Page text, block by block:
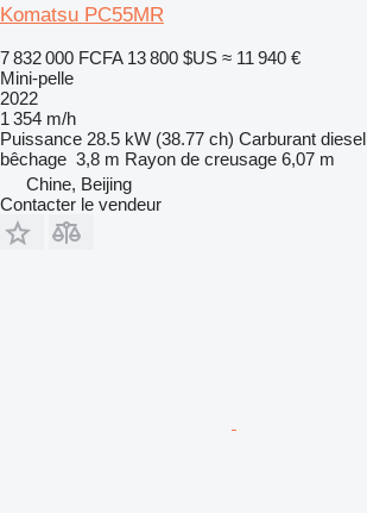
Komatsu PC55MR
7 832 000 FCFA 13 800 $US ≈ 11 940 €
Mini-pelle
2022
1 354 m/h
Puissance 28.5 kW (38.77 ch) Carburant diesel
bêchage 3,8 m Rayon de creusage 6,07 m
Chine, Beijing
Contacter le vendeur